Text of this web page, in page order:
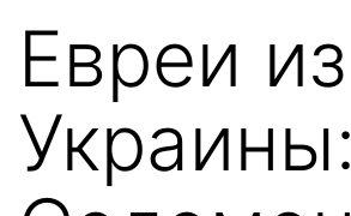
Евреи из
Украины: